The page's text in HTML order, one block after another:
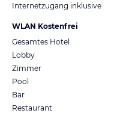
Internetzugang inklusive
WLAN Kostenfrei
Gesamtes Hotel
Lobby
Zimmer
Pool
Bar
Restaurant